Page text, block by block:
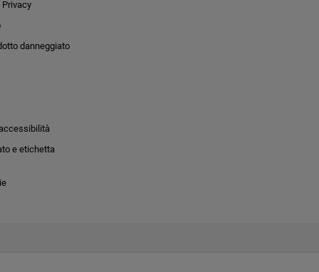
danneggiato
e etichetta